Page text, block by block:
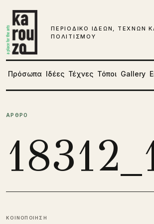
ΠΕΡΙΟΔΙΚΟ ΙΔΕΩΝ, ΤΕΧΝΩΝ
ΠΟΛΙΤΙΣΜΟΥ
Πρόσωπα Ιδέες Τέχνες Τόποι Gallery
ΑΡΘΡΟ
ΚΟΙΝΟΠΟΙΗΣΗ